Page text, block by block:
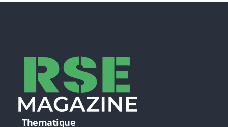
Thematique